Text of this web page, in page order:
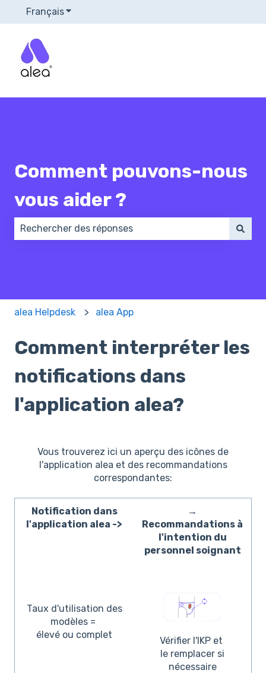
FrançaisAfficher le sous-menu pour les traductions
Comment pouvons-nous
vous aider ?
alea Helpdesk alea App
Comment interpréter les
notifications dans
l'application alea?
Vous trouverez ici un aperçu des icônes de
l'application alea et des recommandations
correspondantes:
Notification dans
l'application alea ->
→
Recommandations à
l'intention du
personnel soignant
Taux d'utilisation des
modèles =
élevé ou complet
Vérifier l'IKP et
le remplacer si
nécessaire